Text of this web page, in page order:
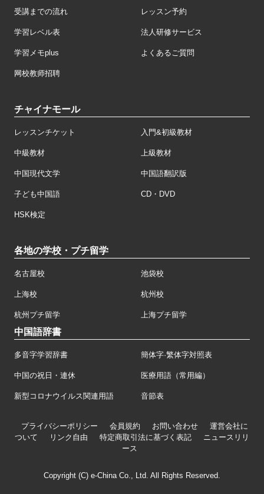
受講までの流れ レッスン予約
学習レベル表 法人研修サービス
学習メモplus よくあるご質問
网校教师招聘
チャイナモール
レッスンチケット 入門&初級教材
中級教材 上級教材
中国現代文学 中国語翻訳版
子ども中国語 CD・DVD
HSK検定
各地の学校・プチ留学
名古屋校 池袋校
上海校 杭州校
杭州プチ留学 上海プチ留学
中国語辞書
多音字学習辞書 簡体字·繁体字対照表
中国の祝日・連休 医療用語（常用編）
新型コロナウイルス関連用語 音節表
プライバシーポリシー 会員規約 お問い合わせ
運営会社に
ついて
リンク自由 特定商取引法に基づく表記
ニュースリリ
ース
Copyright (C) e-China Co., Ltd. All Rights Reserved.